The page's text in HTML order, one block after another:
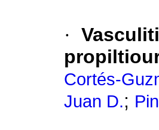
·
Cortés-
Juan D.;